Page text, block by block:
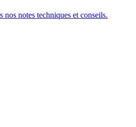
nos notes techniques et conseils.